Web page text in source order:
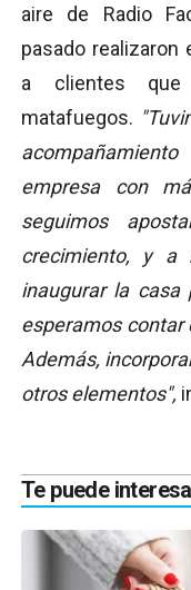
aire de Radio
pasado realizaron
a clientes que
matafuegos.
empresa con
seguimos
crecimiento, y a
inaugurar la casa
esperamos contar
Además,
otros elementos",
Te puede